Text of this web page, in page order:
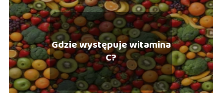
Gdzie występuje witamina
C?